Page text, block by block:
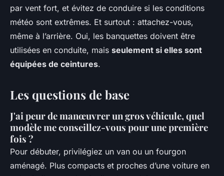
par vent fort, et évitez de conduire si les conditions
météo sont extrêmes. Et surtout : attachez-vous,
même à l’arrière. Oui, les banquettes doivent être
utilisées en conduite, mais seulement si elles sont
équipées de ceintures.
Les questions de base
J'ai peur de manœuvrer un gros véhicule, quel
modèle me conseillez-vous pour une première
fois ?
Pour débuter, privilégiez un van ou un fourgon
aménagé. Plus compacts et proches d’une voiture en